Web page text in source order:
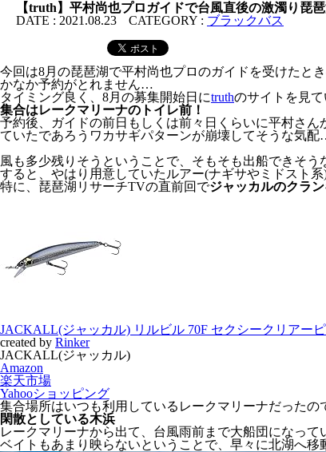
【truth】平村尚也プロガイドで台風直後の激濁り琵
DATE : 2021.08.23 CATEGORY : ブラックバス
今回は8月の琵琶湖で平村尚也プロのガイドを受けたと
かなか予約がとれません…
タイミング良く、8月の募集開始日にtruthのサイトを見
集合はレークマリーナのトイレ前！
予約後、ガイドの前日もしくは前々日くらいに平村さ
ていたであろうワカサギパターンが崩壊してそうな気
風も多少残りそうということで、そもそも出船できそ
すると、やはり用意していたルアー(ナギサやミドスト
特に、琵琶湖リサーチTVの直前回でジャッカルのクラ
JACKALL(ジャッカル) リルビル 70F セクシークリアー
created by Rinker
JACKALL(ジャッカル)
Amazon
楽天市場
Yahooショッピング
集合場所はいつも利用しているレークマリーナだった
閑散としている木浜
レークマリーナから出て、台風雨前まで大船団になっ
ベイトもあまり映らないということで、早々に北湖へ移